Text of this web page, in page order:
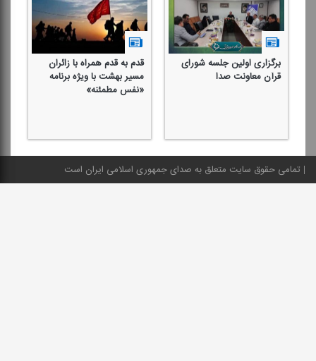
برگزاری اولین جلسه شورای
قرآن معاونت صدا
قدم به قدم همراه با زائران
مسیر بهشت با ویژه برنامه
«نفس مطمئنه»
تمامی حقوق سایت متعلق به صدای جمهوری اسلامی ایران است